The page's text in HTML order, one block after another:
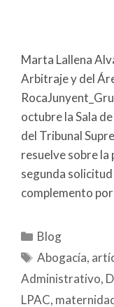
Marta Lallena
Arbitraje y del
octubre la Sala
del Tribunal
resuelve sobre
segunda
complemento
Blog
Abogacía,
Administrativo,
LPAC,